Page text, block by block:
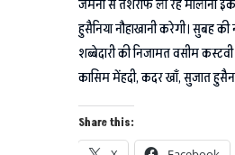
जर्मनी से तशरीफ ला रहे मौलाना
हुसैनिया नौहाखानी करेगी। सुबह
शब्बेदारी की निजामत वसीम
कासिम मेंहदी, कदर खाॅं, सुजात
Share this: